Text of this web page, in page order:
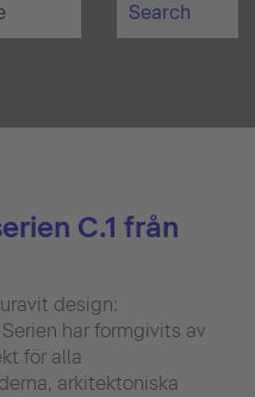
Search
C.1 från
design:
har formgivits av
för alla
arkitektoniska